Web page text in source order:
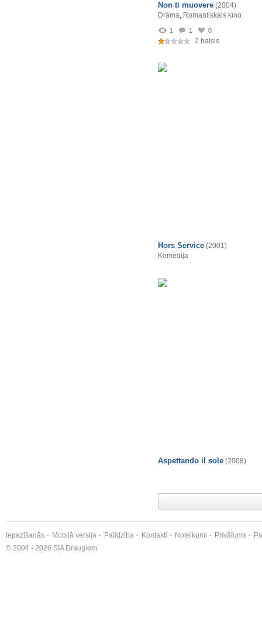
Non ti muovere (2004)
Drāma, Romantiskais kino
1 1 0
2 balsis
Hors Service (2001)
Komēdija
Aspettando il sole (2008)
Iepazīšanās Mobilā versija Palīdzība Kontakti Noteikumi Privātums
© 2004 - 2026 SIA Draugiem